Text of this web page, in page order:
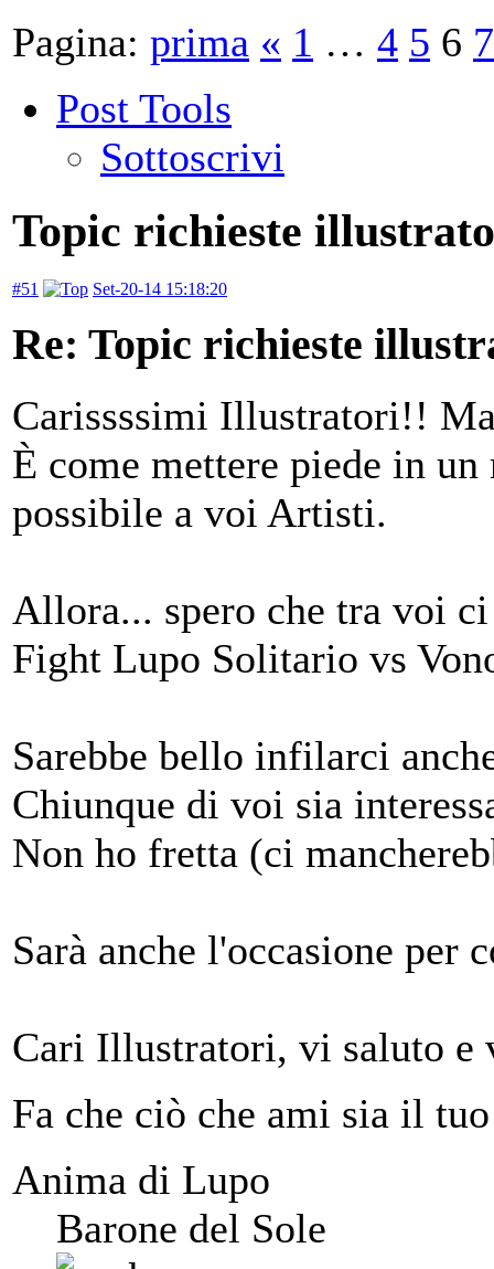
Pagina: prima « 1 … 4 5 6 7
Post Tools
Sottoscrivi
Topic richieste
#51 Set-20-14 15:18:20
Re: Topic richieste
Carissssimi Illustratori!!
È come mettere piede in
possibile a voi Artisti.
Allora... spero che tra voi
Fight Lupo Solitario vs
Sarebbe bello infilarci
Chiunque di voi sia
Non ho fretta (ci
Sarà anche l'occasione
Cari Illustratori, vi saluto e
Fa che ciò che ami sia il
Anima di Lupo
Barone del Sole